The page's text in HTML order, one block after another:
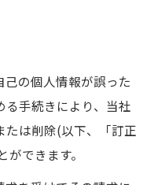
の個人情報が誤った
手続きにより、当社
たは削除(以下、「訂正
できます。